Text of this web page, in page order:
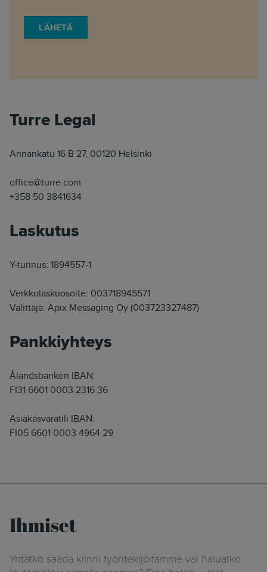
Turre Legal
Annankatu 16 B 27, 00120 Helsinki
office@turre.com
+358 50 3841634
Laskutus
Y-tunnus: 1894557-1
Verkkolaskuosoite: 003718945571
Välittäjä: Apix Messaging Oy (003723327487)
Pankkiyhteys
Ålandsbanken IBAN:
FI31 6601 0003 2316 36
Asiakasvaratili IBAN:
FI05 6601 0003 4964 29
Ihmiset
Yritätkö saada kiinni työntekijöitämme vai haluatko